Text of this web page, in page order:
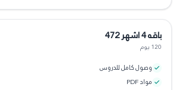
باقه 4 اشهر 472
120 يوم
وصول كامل للدروس
مواد PDF